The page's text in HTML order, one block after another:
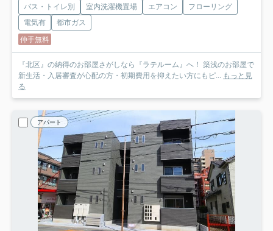
バス・トイレ別 室内洗濯機置場 エアコン
フローリング
電気有
都市ガス
仲手無料
『北区』の納得のお部屋さがしなら『ラテルーム』へ！ 築浅のお部屋で
新生活・入居審査が心配の方・初期費用を抑えたい方にもピ... もっと見
る
アパート